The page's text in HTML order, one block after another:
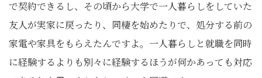
で契約できるし、その頃から大学で一人暮らしをしていた
友人が実家に戻ったり、同棲を始めたりで、処分する前の
家電や家具をもらえたんですよ。一人暮らしと就職を同時
に経験するよりも別々に経験するほうが何かあっても対応